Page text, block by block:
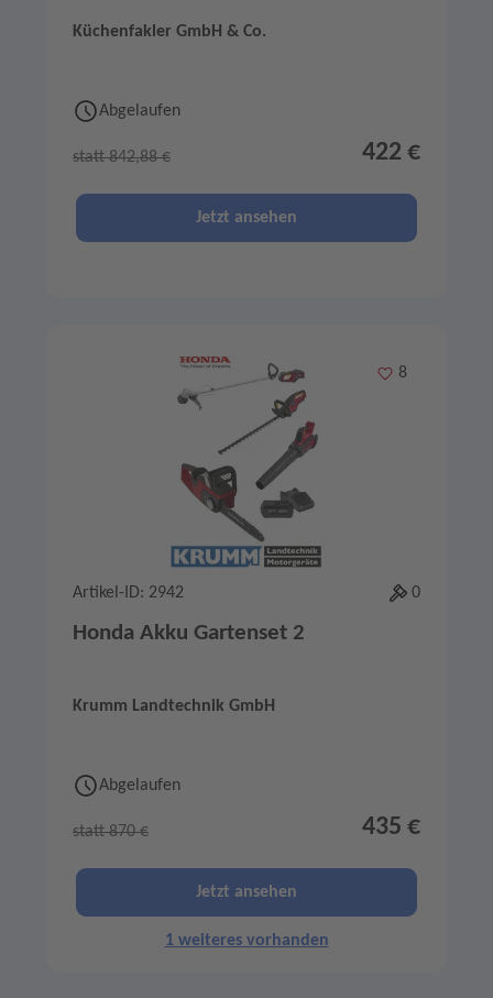
Küchenfakler GmbH & Co.
Abgelaufen
statt 842,88 € 422 €
Jetzt ansehen
Merken
8
Artikel-ID: 2942 0
Honda Akku Gartenset 2
Krumm Landtechnik GmbH
Abgelaufen
statt 870 € 435 €
Jetzt ansehen
1 weiteres vorhanden